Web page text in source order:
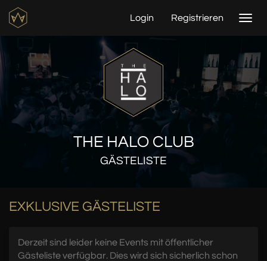
Login Registrieren
THE HALO CLUB
GÄSTELISTE
EXKLUSIVE GÄSTELISTE
Derzeit sind leider keine Events mit öffentlicher
Gästeliste verfügbar. Dies wird sich sicherlich schon